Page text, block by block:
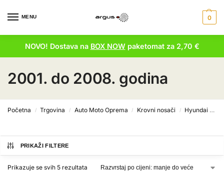
MENU 0
NOVO! Dostava na BOX NOWpaketomat za 2,70 €
2001. do 2008. godina
Početna / Trgovina / Auto Moto Oprema / Krovni nosači / Hyundai krovni nosači
PRIKAŽI FILTERE
Prikazuje se svih 5 rezultata